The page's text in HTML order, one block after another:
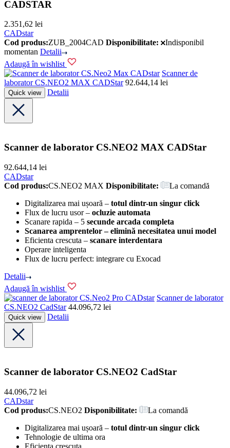
CADSTAR
2.351,62 lei
CADstar
Cod produs:ZUB_2004CAD Disponibilitate:
Indisponibil
momentan Detalii
Adaugă în wishlist
CADstar Scanner de
laborator CS.NEO2 MAX CADStar 92.644,14 lei
Quick view Detalii
Scanner de laborator CS.NEO2 MAX CADStar
92.644,14 lei
CADstar
Cod produs:CS.NEO2 MAX Disponibilitate:
La comandă
Digitalizarea mai ușoară – totul dintr-un singur click
Flux de lucru usor – ocluzie automata
Scanare rapida – 5 secunde arcada completa
Scanarea amprentelor – elimină necesitatea unui model
Eficienta crescuta – scanare interdentara
Operare inteligenta
Flux de lucru perfect: integrare cu Exocad
Detalii
Adaugă în wishlist
CADstar Scanner de laborator
CS.NEO2 CadStar 44.096,72 lei
Quick view Detalii
Scanner de laborator CS.NEO2 CadStar
44.096,72 lei
CADstar
Cod produs:CS.NEO2 Disponibilitate:
La comandă
Digitalizarea mai ușoară – totul dintr-un singur click
Tehnologie de ultima ora